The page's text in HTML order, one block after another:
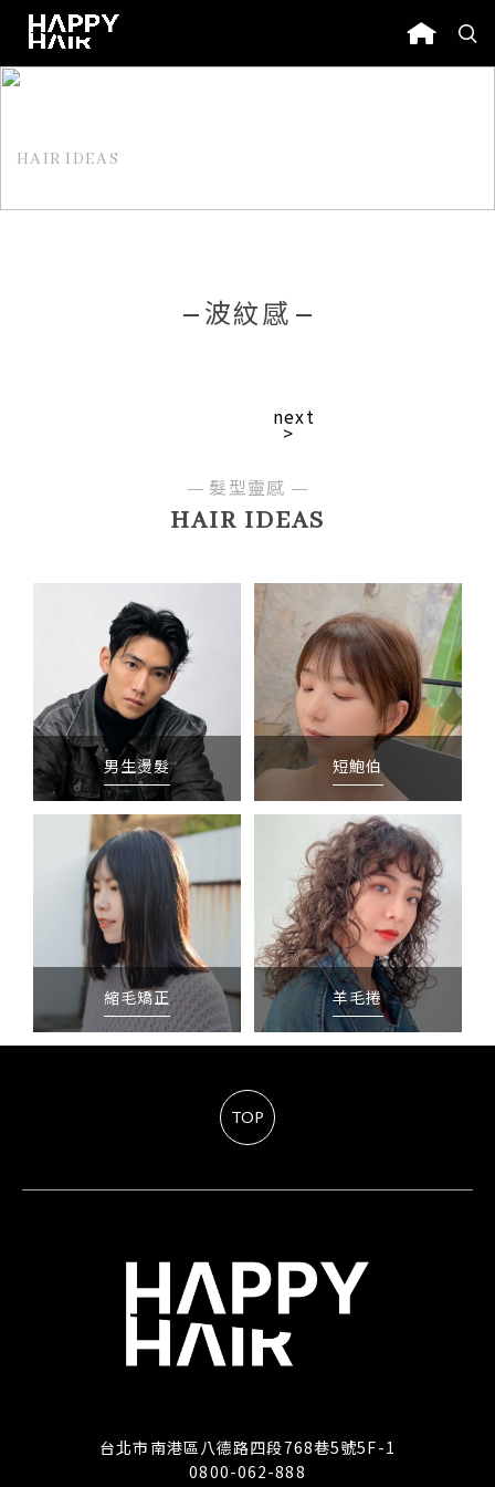
HAIR IDEAS
波紋感
next
>
HAIR IDEAS
髮型靈感
男生燙髮 短鮑伯
縮毛矯正 羊毛捲
TOP
台北市南港區八德路四段768巷5號5F-1
0800-062-888